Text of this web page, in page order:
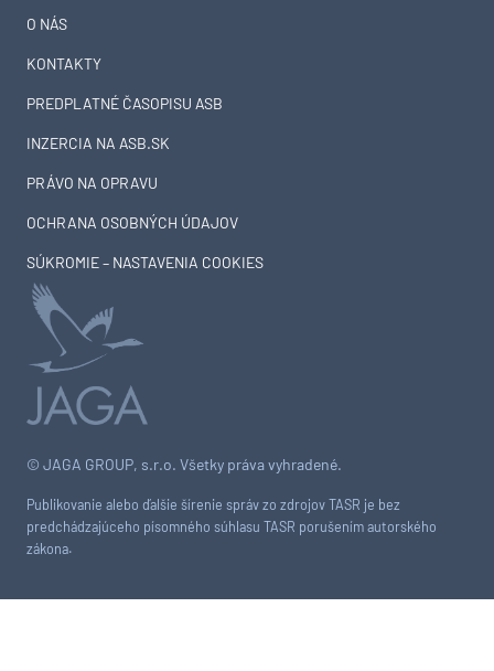
© JAGA GROUP, s.r.o. Všetky práva vyhradené.
Publikovanie alebo ďalšie šírenie správ zo zdrojov TASR je bez
predchádzajúceho písomného súhlasu TASR porušením autorského
zákona.
O NÁS
KONTAKTY
PREDPLATNÉ ČASOPISU ASB
INZERCIA NA ASB.SK
PRÁVO NA OPRAVU
OCHRANA OSOBNÝCH ÚDAJOV
SÚKROMIE – NASTAVENIA COOKIES